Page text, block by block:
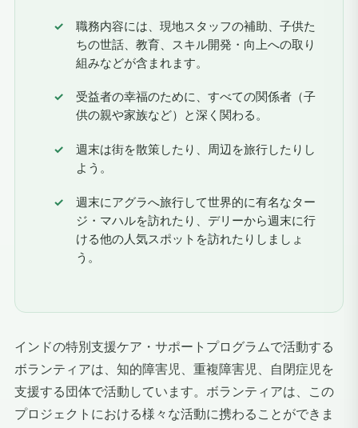
職務内容には、現地スタッフの補助、子供た
ちの世話、教育、スキル開発・向上への取り
組みなどが含まれます。
受益者の幸福のために、すべての関係者（子
供の親や家族など）と深く関わる。
週末は街を散策したり、周辺を旅行したりし
よう。
週末にアグラへ旅行して世界的に有名なター
ジ・マハルを訪れたり、デリーから週末に行
ける他の人気スポットを訪れたりしましょ
う。
インドの特別支援ケア・サポートプログラムで活動する
ボランティアは、知的障害児、重複障害児、自閉症児を
支援する団体で活動しています。ボランティアは、この
プロジェクトにおける様々な活動に携わることができま